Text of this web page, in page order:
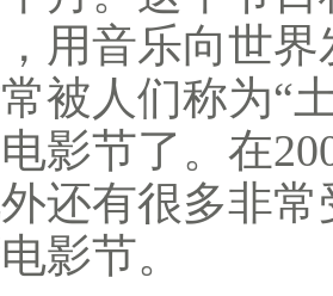
用音乐向世
被人们称为“
影节了。在
还有很多非
影节。